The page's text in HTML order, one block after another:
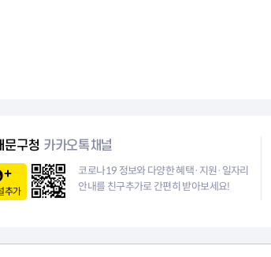
이
지
문구청 카카오톡채널
추가
코로나19 정보와 다양한 혜택·지원·일자리
안내를 친구추가로 간편히 받아보세요!